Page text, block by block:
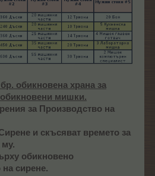
обикновена храна за
мишки.
за Производство на
и скъсяват времето за
обикновено
сирене.